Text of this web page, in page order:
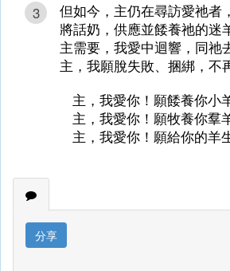
3
但如今，主仍在尋訪愛祂者
將話奶，供應並餧養祂的迷
主需要，我愛中迴響，同祂
主，我願脫失敗、捆綁，不
主，我愛你！願餧養你小
主，我愛你！願牧養你羣
主，我愛你！願給你的羊
分享